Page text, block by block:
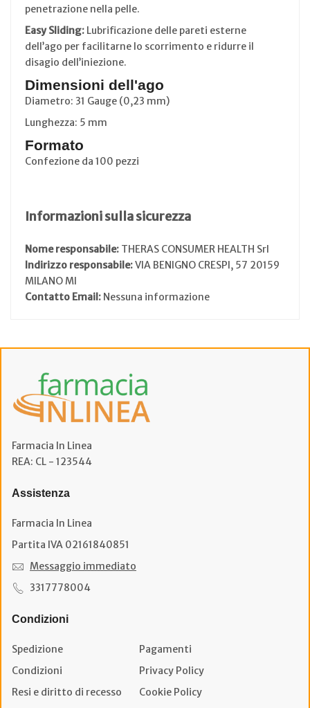
penetrazione nella pelle.
Easy Sliding: Lubrificazione delle pareti esterne
dell’ago per facilitarne lo scorrimento e ridurre il
disagio dell’iniezione.
Dimensioni dell'ago
Diametro: 31 Gauge (0,23 mm)
Lunghezza: 5 mm
Formato
Confezione da 100 pezzi
Informazioni sulla sicurezza
Nome responsabile: THERAS CONSUMER HEALTH Srl
Indirizzo responsabile:VIA BENIGNO CRESPI, 57 20159
MILANO MI
Contatto Email: Nessuna informazione
Farmacia In Linea
REA: CL - 123544
Assistenza
Farmacia In Linea
Partita IVA 02161840851
Messaggio immediato
3317778004
Condizioni
Spedizione
Pagamenti
Condizioni
Privacy Policy
Resi e diritto di recesso
Cookie Policy